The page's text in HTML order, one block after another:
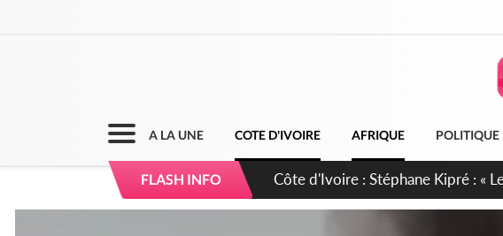
A LA UNE COTE D'IVOIRE AFRIQUE POLITIQUE
FLASH INFO Mali : Les FAMa accueillent 254